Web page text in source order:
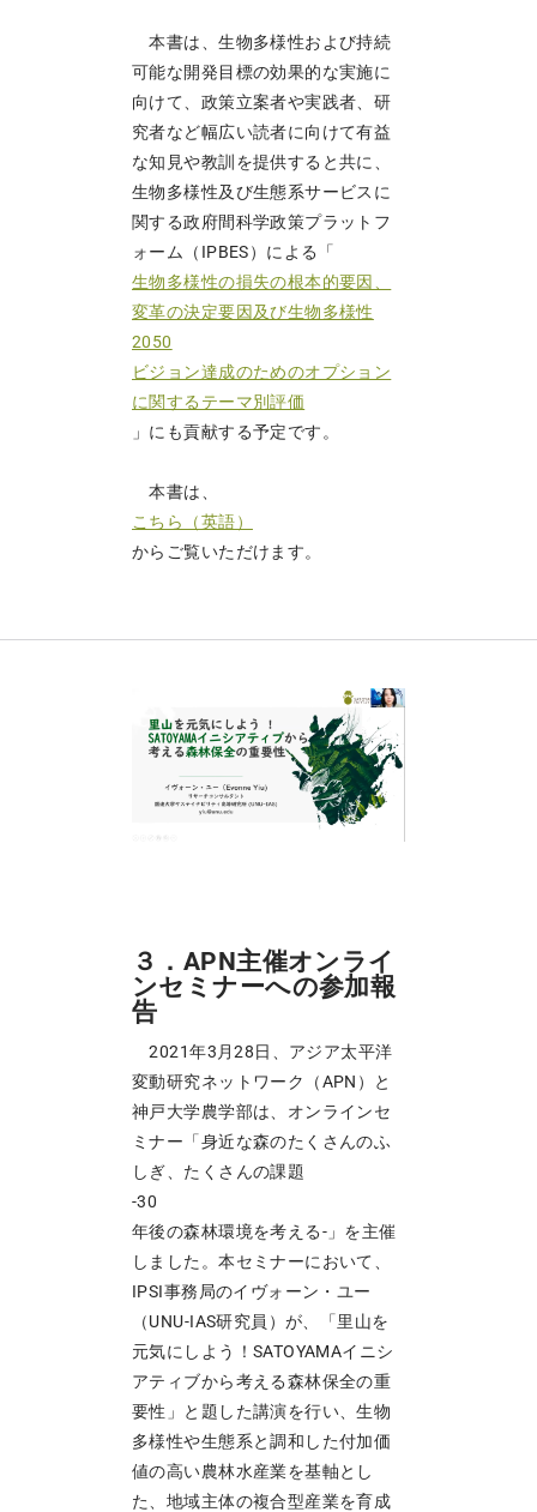
本書は、生物多様性および持続
可能な開発目標の効果的な実施に
向けて、政策立案者や実践者、研
究者など幅広い読者に向けて有益
な知見や教訓を提供すると共に、
生物多様性及び生態系サービスに
関する政府間科学政策プラットフ
ォーム（IPBES）による「
生物多様性の損失の根本的要因、
変革の決定要因及び生物多様性
2050
ビジョン達成のためのオプション
に関するテーマ別評価
」にも貢献する予定です。
本書は、
こちら（英語）
からご覧いただけます。
３．APN主催オンライ
ンセミナーへの参加報
告
2021年3月28日、アジア太平洋
変動研究ネットワーク（APN）と
神戸大学農学部は、オンラインセ
ミナー「身近な森のたくさんのふ
しぎ、たくさんの課題
-30
年後の森林環境を考える-」を主催
しました。本セミナーにおいて、
IPSI事務局のイヴォーン・ユー
（UNU-IAS研究員）が、「里山を
元気にしよう！SATOYAMAイニシ
アティブから考える森林保全の重
要性」と題した講演を行い、生物
多様性や生態系と調和した付加価
値の高い農林水産業を基軸とし
た、地域主体の複合型産業を育成